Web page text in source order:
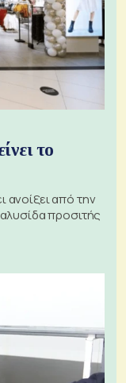
το
ανοίξει από την
προσιτής